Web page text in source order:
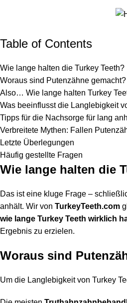
Table of Contents
Wie lange halten die Turkey Teeth?
Woraus sind Putenzähne gemacht?
Also… Wie lange halten Turkey
Was beeinflusst die Langlebigkeit
Tipps für die Nachsorge für lang
Verbreitete Mythen: Fallen
Letzte Überlegungen
Häufig gestellte Fragen
Wie lange halten die
Das ist eine kluge Frage –
anhält. Wir von TurkeyTeeth.com
wie lange Turkey Teeth wirklich
Ergebnis zu erzielen.
Woraus sind
Um die Langlebigkeit von Turkey